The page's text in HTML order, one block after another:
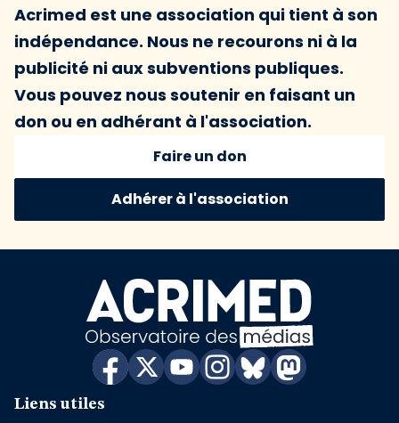
Acrimed est une association qui tient à son
indépendance. Nous ne recourons ni à la
publicité ni aux subventions publiques.
Vous pouvez nous soutenir en faisant un
don ou en adhérant à l'association.
Faire un don
Adhérer à l'association
Liens utiles